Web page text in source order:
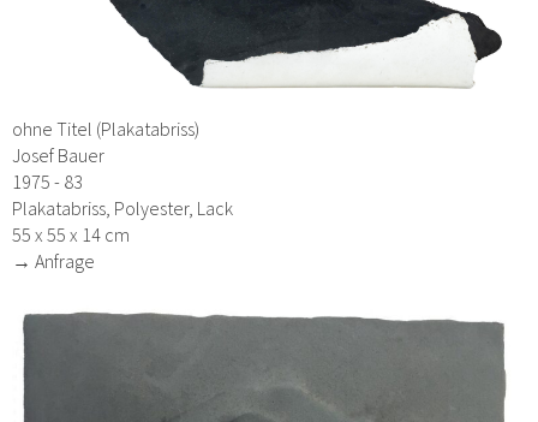
ohne Titel (Plakatabriss)
Josef Bauer
1975 - 83
Plakatabriss, Polyester, Lack
55 x 55 x 14 cm
→ Anfrage